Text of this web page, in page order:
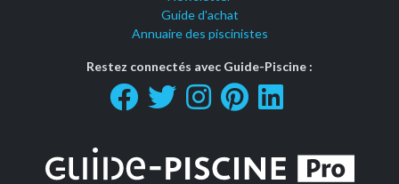
Guide d'achat
Annuaire des piscinistes
Restez connectés avec Guide-Piscine :